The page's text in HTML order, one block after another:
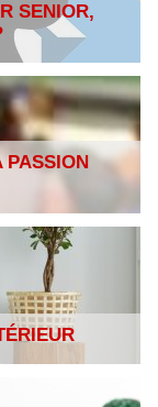
SENIOR,